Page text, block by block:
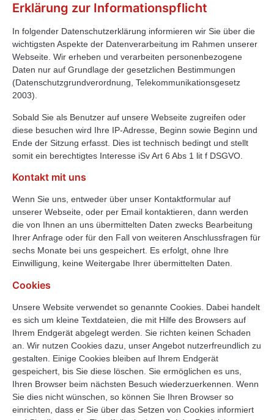
Erklärung zur Informationspflicht
In folgender Datenschutzerklärung informieren wir Sie über die
wichtigsten Aspekte der Datenverarbeitung im Rahmen unserer
Webseite. Wir erheben und verarbeiten personenbezogene
Daten nur auf Grundlage der gesetzlichen Bestimmungen
(Datenschutzgrundverordnung, Telekommunikationsgesetz
2003).
Sobald Sie als Benutzer auf unsere Webseite zugreifen oder
diese besuchen wird Ihre IP-Adresse, Beginn sowie Beginn und
Ende der Sitzung erfasst. Dies ist technisch bedingt und stellt
somit ein berechtigtes Interesse iSv Art 6 Abs 1 lit f DSGVO.
Kontakt mit uns
Wenn Sie uns, entweder über unser Kontaktformular auf
unserer Webseite, oder per Email kontaktieren, dann werden
die von Ihnen an uns übermittelten Daten zwecks Bearbeitung
Ihrer Anfrage oder für den Fall von weiteren Anschlussfragen für
sechs Monate bei uns gespeichert. Es erfolgt, ohne Ihre
Einwilligung, keine Weitergabe Ihrer übermittelten Daten.
Cookies
Unsere Website verwendet so genannte Cookies. Dabei handelt
es sich um kleine Textdateien, die mit Hilfe des Browsers auf
Ihrem Endgerät abgelegt werden. Sie richten keinen Schaden
an. Wir nutzen Cookies dazu, unser Angebot nutzerfreundlich zu
gestalten. Einige Cookies bleiben auf Ihrem Endgerät
gespeichert, bis Sie diese löschen. Sie ermöglichen es uns,
Ihren Browser beim nächsten Besuch wiederzuerkennen. Wenn
Sie dies nicht wünschen, so können Sie Ihren Browser so
einrichten, dass er Sie über das Setzen von Cookies informiert